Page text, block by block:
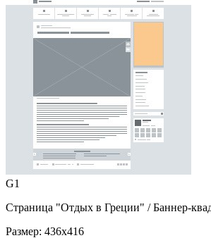
G1
Страница "Отдых в Греции" / Баннер-
Размер: 436x416